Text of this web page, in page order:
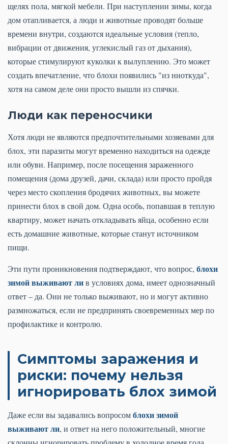
щелях пола, мягкой мебели. При наступлении зимы, когда
дом отапливается, а люди и животные проводят больше
времени внутри, создаются идеальные условия (тепло,
вибрации от движения, углекислый газ от дыхания),
которые стимулируют куколки к вылуплению. Это может
создать впечатление, что блохи появились "из ниоткуда",
хотя на самом деле они просто вышли из спячки.
Люди как переносчики
Хотя люди не являются предпочтительными хозяевами для
блох, эти паразиты могут временно находиться на одежде
или обуви. Например, после посещения зараженного
помещения (дома друзей, дачи, склада) или просто пройдя
через место скопления бродячих животных, вы можете
принести блох в свой дом. Одна особь, попавшая в теплую
квартиру, может начать откладывать яйца, особенно если
есть домашние животные, которые станут источником
пищи.
Эти пути проникновения подтверждают, что вопрос, блохи
зимой выживают лив условиях дома, имеет однозначный
ответ – да. Они не только выживают, но и могут активно
размножаться, если не предпринять своевременных мер по
профилактике и контролю.
Симптомы заражения и
риски: почему нельзя
игнорировать блох зимой
Даже если вы задавались вопросомблохи зимой
выживают ли, и ответ на него положительный, многие